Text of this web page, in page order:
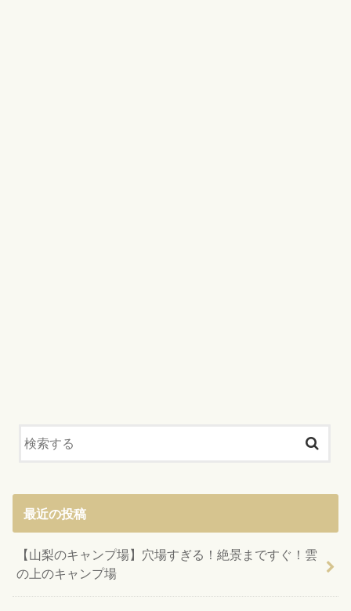
最近の投稿
【山梨のキャンプ場】穴場すぎる！絶景まですぐ！雲
の上のキャンプ場